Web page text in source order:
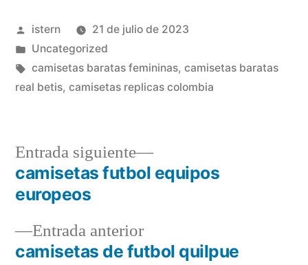
Publicado
por
istern
21 de julio de 2023
Publicado
en
Uncategorized
Etiquetas:
camisetas baratas femininas, camisetas baratas
real betis, camisetas replicas colombia
Navegación
entradas
Entrada anteriorEntrada
anterior:
camisetas de futbol quilpue
Entrada siguiente
Entrada
siguiente:
camisetas futbol equipos
europeos